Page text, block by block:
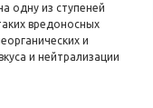
одну из ступеней
вредоносных
и
и нейтрализации